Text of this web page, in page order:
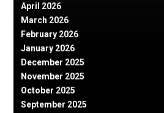
April 2026
March 2026
February 2026
January 2026
December 2025
November 2025
October 2025
September 2025